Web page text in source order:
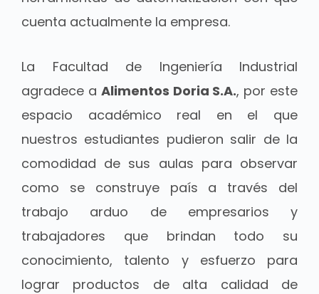
cuenta actualmente la empresa.
La Facultad de Ingeniería Industrial
agradece a Alimentos Doria S.A., por este
espacio académico real en el que
nuestros estudiantes pudieron salir de la
comodidad de sus aulas para observar
como se construye país a través del
trabajo arduo de empresarios y
trabajadores que brindan todo su
conocimiento, talento y esfuerzo para
lograr productos de alta calidad de